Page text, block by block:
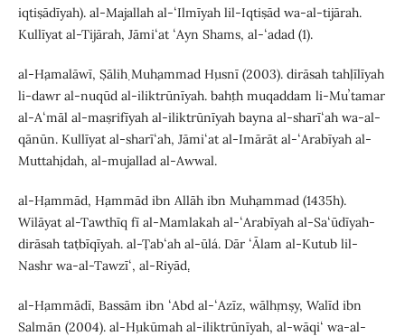
iqtiṣādīyah). al-Majallah al-ʻIlmīyah lil-Iqtiṣād wa-al-tijārah.
Kullīyat al-Tijārah, Jāmiʻat ʻAyn Shams, al-ʻadad (1).
al-Ḥamalāwī, Ṣāliḥ Muḥammad Ḥusnī (2003). dirāsah taḥlīlīyah
li-dawr al-nuqūd al-iliktrūnīyah. baḥth muqaddam li-Muʼtamar
al-Aʻmāl al-maṣrifīyah al-iliktrūnīyah bayna al-sharīʻah wa-al-
qānūn. Kullīyat al-sharīʻah, Jāmiʻat al-Imārāt al-ʻArabīyah al-
Muttaḥidah, al-mujallad al-Awwal.
al-Ḥammād, Ḥammād ibn Allāh ibn Muḥammad (1435h).
Wilāyat al-Tawthīq fī al-Mamlakah al-ʻArabīyah al-Saʻūdīyah-
dirāsah taṭbīqīyah. al-Ṭabʻah al-ūlá. Dār ʻĀlam al-Kutub lil-
Nashr wa-al-Tawzīʻ, al-Riyāḍ.
al-Ḥammādī, Bassām ibn ʻAbd al-ʻAzīz, wālḥmṣy, Walīd ibn
Salmān (2004). al-Ḥukūmah al-iliktrūnīyah, al-wāqiʻ wa-al-